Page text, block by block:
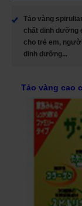
Tảo vàng
chất dinh dưỡng
cho trẻ em,
dinh dưỡng...
Tảo vàng cao